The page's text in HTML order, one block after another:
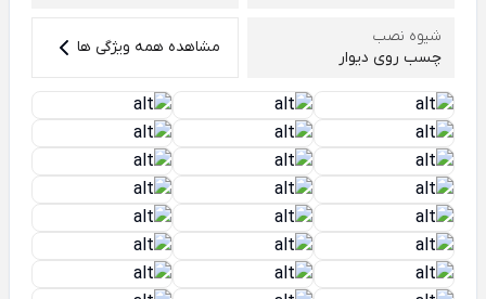
شیوه نصب
چسب روی دیوار
مشاهده همه ویژگی ها